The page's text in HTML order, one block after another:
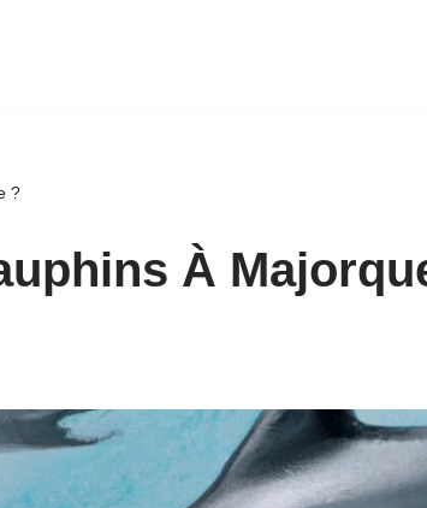
?
À